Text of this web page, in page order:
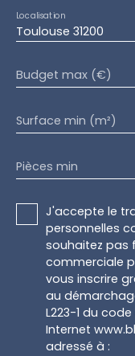
Toulouse 31200
Localisation
Budget max (€)
Surface min (m²)
Pièces min
J'accepte le
personnelles
souhaitez pas
commerciale
vous inscrire
au
L223-1 du
Internet
adressé à :